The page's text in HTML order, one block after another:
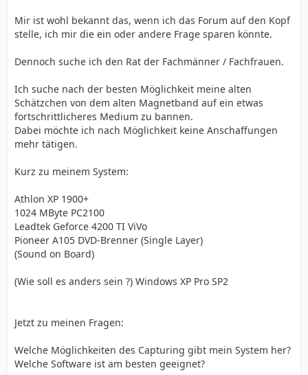
Mir ist wohl bekannt das, wenn ich das Forum auf den Kopf
stelle, ich mir die ein oder andere Frage sparen könnte.
Dennoch suche ich den Rat der Fachmänner / Fachfrauen.
Ich suche nach der besten Möglichkeit meine alten
Schätzchen von dem alten Magnetband auf ein etwas
fortschrittlicheres Medium zu bannen.
Dabei möchte ich nach Möglichkeit keine Anschaffungen
mehr tätigen.
Kurz zu meinem System:
Athlon XP 1900+
1024 MByte PC2100
Leadtek Geforce 4200 TI ViVo
Pioneer A105 DVD-Brenner (Single Layer)
(Sound on Board)
(Wie soll es anders sein ?) Windows XP Pro SP2
Jetzt zu meinen Fragen:
Welche Möglichkeiten des Capturing gibt mein System her?
Welche Software ist am besten geeignet?